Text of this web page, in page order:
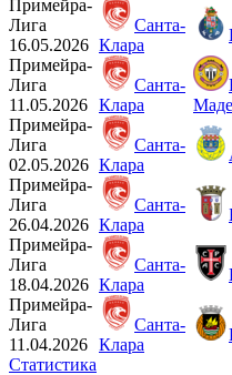
Примейра-
Лига
16.05.2026
Санта-
Клара
Примейра-
Лига
11.05.2026
Санта-
Клара
Примейра-
Лига
02.05.2026
Санта-
Клара
Примейра-
Лига
26.04.2026
Санта-
Клара
Примейра-
Лига
18.04.2026
Санта-
Клара
Примейра-
Лига
11.04.2026
Санта-
Клара
Статистика